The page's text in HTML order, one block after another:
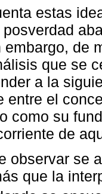
estas
embargo, de
que se
a la
entre el
como su
de
observar se
que la